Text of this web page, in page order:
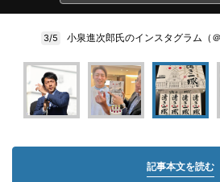
3/5 小泉進次郎氏のインスタグラム（
記事本文を読む